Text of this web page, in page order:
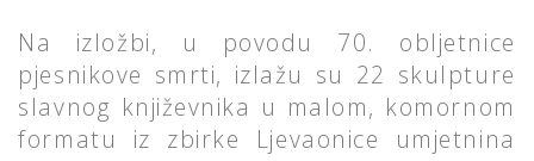
Na izložbi, u povodu 70. obljetnice
pjesnikove smrti, izlažu su 22 skulpture
slavnog književnika u malom, komornom
formatu iz zbirke Ljevaonice umjetnina